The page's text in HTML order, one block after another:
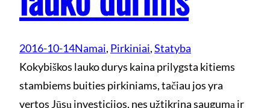
2016-10-14Namai, Pirkiniai, Statyba
Kokybiškos lauko durys kaina prilygsta kitiems
stambiems buities pirkiniams, tačiau jos yra
vertos Jūsų investicijos, nes užtikrina saugumą ir